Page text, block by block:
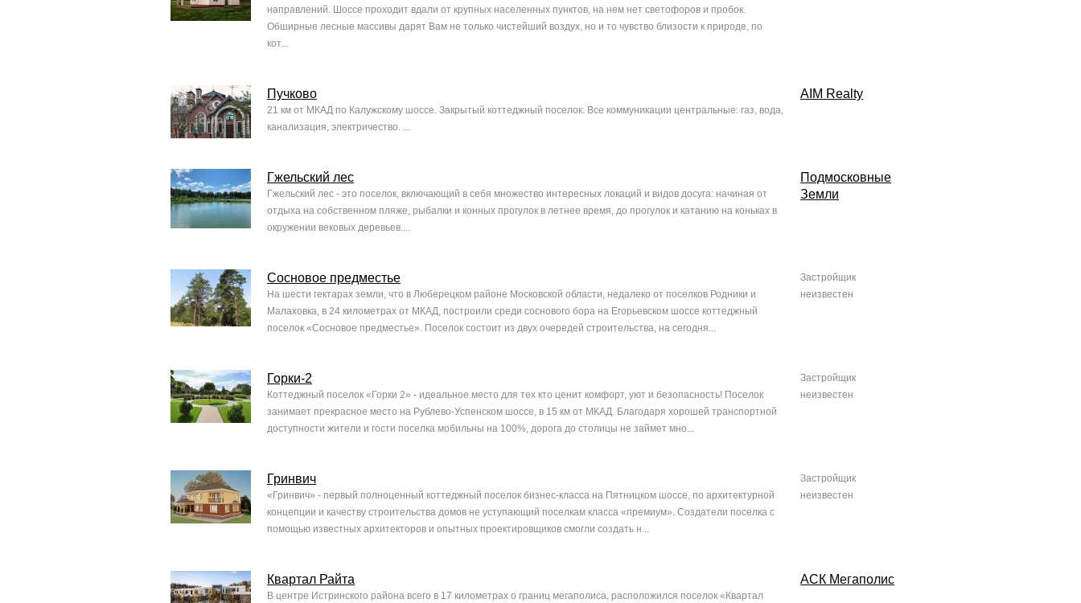
направлений. Шоссе проходит вдали от крупных населенных пунктов, на нем нет светофоров и пробок.
Обширные лесные массивы дарят Вам не только чистейший воздух, но и то чувство близости к природе, по
кот...
Пучково
21 км от МКАД по Калужскому шоссе. Закрытый коттеджный поселок. Все коммуникации центральные: газ, вода,
канализация, электричество. ...
AIM Realty
Гжельский лес
Гжельский лес - это поселок, включающий в себя множество интересных локаций и видов досуга: начиная от
отдыха на собственном пляже, рыбалки и конных прогулок в летнее время, до прогулок и катанию на коньках в
окружении вековых деревьев....
Подмосковные
Земли
Сосновое предместье
На шести гектарах земли, что в Люберецком районе Московской области, недалеко от поселков Родники и
Малаховка, в 24 километрах от МКАД, построили среди соснового бора на Егорьевском шоссе коттеджный
поселок «Сосновое предместье». Поселок состоит из двух очередей строительства, на сегодня...
Застройщик
неизвестен
Горки-2
Коттеджный поселок «Горки 2» - идеальное место для тех кто ценит комфорт, уют и безопасность! Поселок
занимает прекрасное место на Рублево-Успенском шоссе, в 15 км от МКАД. Благодаря хорошей транспортной
доступности жители и гости поселка мобильны на 100%, дорога до столицы не займет мно...
Застройщик
неизвестен
Гринвич
«Гринвич» - первый полноценный коттеджный поселок бизнес-класса на Пятницком шоссе, по архитектурной
концепции и качеству строительства домов не уступающий поселкам класса «премиум». Создатели поселка с
помощью известных архитекторов и опытных проектировщиков смогли создать н...
Застройщик
неизвестен
Квартал Райта
В центре Истринского района всего в 17 километрах о границ мегаполиса, расположился поселок «Квартал
АСК Мегаполис